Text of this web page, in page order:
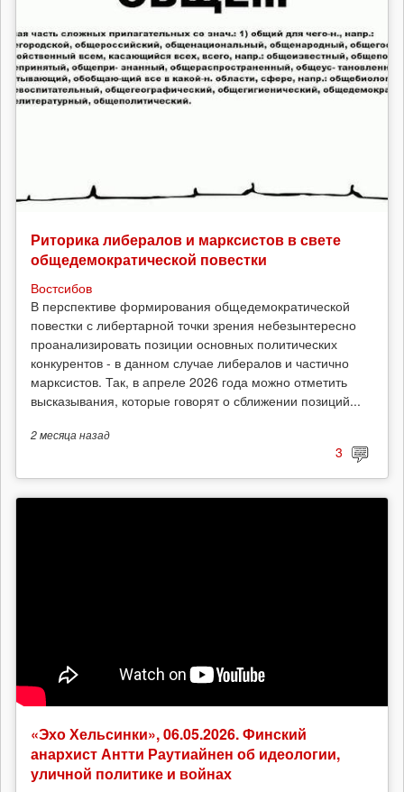
Риторика либералов и марксистов в свете
общедемократической повестки
Востсибов
В перспективе формирования общедемократической
повестки с либертарной точки зрения небезынтересно
проанализировать позиции основных политических
конкурентов - в данном случае либералов и частично
марксистов. Так, в апреле 2026 года можно отметить
высказывания, которые говорят о сближении позиций...
2 месяцаназад
3
«Эхо Хельсинки», 06.05.2026. Финский
анархист Антти Раутиайнен об идеологии,
уличной политике и войнах